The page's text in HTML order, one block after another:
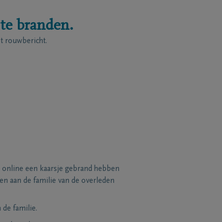
branden.
rouwbericht.
een kaarsje gebrand hebben
aan de familie van de overleden
de familie.